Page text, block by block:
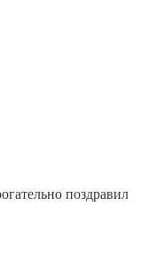
поздравил